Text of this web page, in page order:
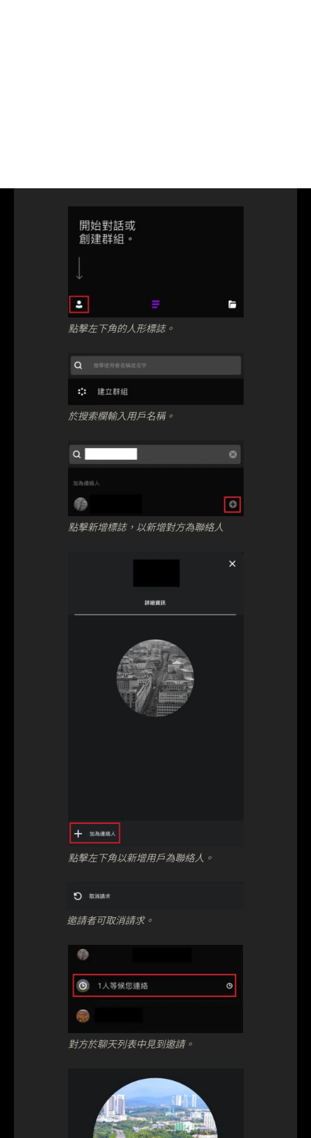
點擊左下角的人形標誌。
於搜索欄輸入用戶名稱。
點擊新增標誌，以新增對方為聯絡人
點擊左下角以新增用戶為聯絡人。
邀請者可取消請求。
對方於聊天列表中見到邀請。